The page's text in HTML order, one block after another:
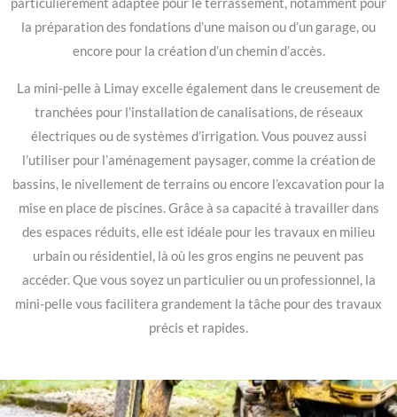
particulièrement adaptée pour le terrassement, notamment pour
la préparation des fondations d’une maison ou d’un garage, ou
encore pour la création d’un chemin d’accès.
La mini-pelle à Limay excelle également dans le creusement de
tranchées pour l’installation de canalisations, de réseaux
électriques ou de systèmes d’irrigation. Vous pouvez aussi
l’utiliser pour l’aménagement paysager, comme la création de
bassins, le nivellement de terrains ou encore l’excavation pour la
mise en place de piscines. Grâce à sa capacité à travailler dans
des espaces réduits, elle est idéale pour les travaux en milieu
urbain ou résidentiel, là où les gros engins ne peuvent pas
accéder. Que vous soyez un particulier ou un professionnel, la
mini-pelle vous facilitera grandement la tâche pour des travaux
précis et rapides.